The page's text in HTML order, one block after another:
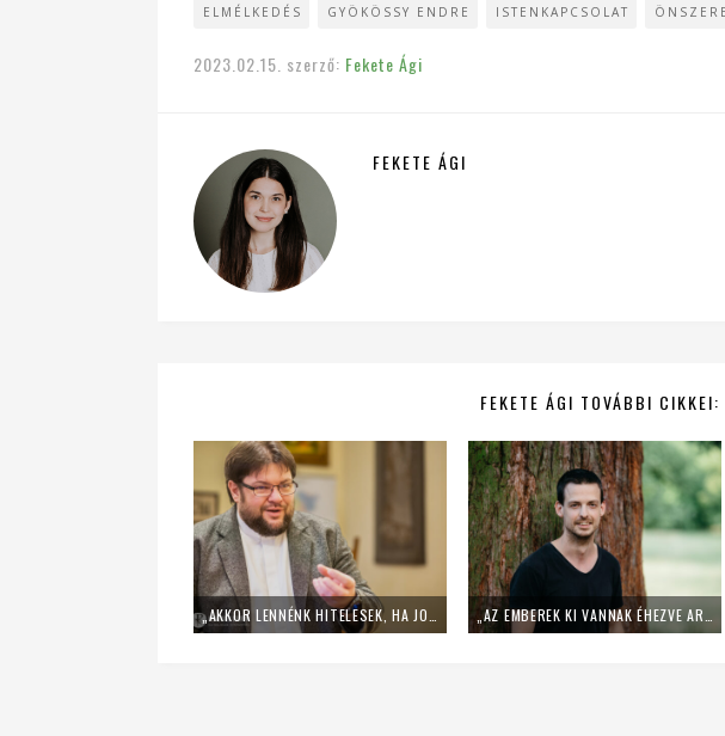
ELMÉLKEDÉS GYÖKÖSSY ENDRE ISTENKAPCSOLAT
2023.02.15. szerző: Fekete Ági
FEKETE ÁGI
FEKETE ÁGI TOVÁBBI CIKKEI:
„AKKOR LENNÉNK HITELESEK, HA JOBBAN EVANGELIZÁLNÁNK, HA VISSZATÉRNÉNK AZ EGYHÁZ EREDETI KÜLDETÉSÉHEZ” – PASZTERNÁK TAMÁS AZ EGYHÁZ JELENÉRŐL ÉS JÖVŐJÉRŐL „AZ EMBEREK KI VANNAK ÉHEZVE ARRA, HOGY MEGÉRINTŐDJENEK”- INTERJÚ VÉSSEY MIKLÓS ÍRÓVAL, KÖLTŐVEL